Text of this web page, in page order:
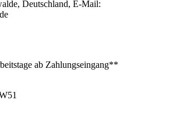
Deutschland, E-Mail:
ab Zahlungseingang**